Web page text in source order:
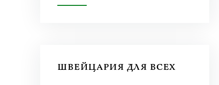
ШВЕЙЦАРИЯ ДЛЯ ВСЕХ